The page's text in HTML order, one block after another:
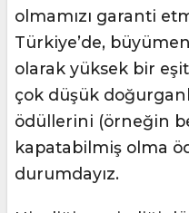
olmamızı garanti
Türkiye’de,
olarak yüksek bir
çok düşük
ödüllerini (örneğin
kapatabilmiş olma
durumdayız.